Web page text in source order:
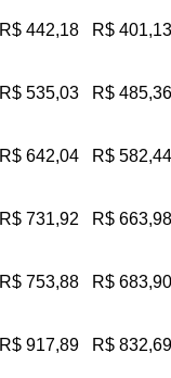
R$ 442,18 R$ 401,13
R$ 535,03 R$ 485,36
R$ 642,04 R$ 582,44
R$ 731,92 R$ 663,98
R$ 753,88 R$ 683,90
R$ 917,89 R$ 832,69